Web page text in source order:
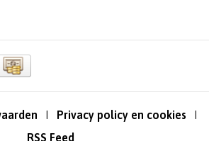
Privacy policy en cookies
RSS Feed